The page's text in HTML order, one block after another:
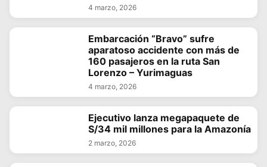
4 marzo, 2026
Embarcación “Bravo” sufre
aparatoso accidente con más de
160 pasajeros en la ruta San
Lorenzo – Yurimaguas
4 marzo, 2026
Ejecutivo lanza megapaquete de
S/34 mil millones para la Amazonía
2 marzo, 2026